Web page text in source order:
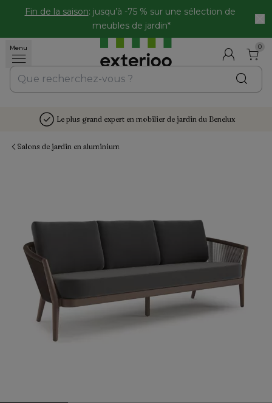
Fin de la saison: jusqu’à -75 % sur une sélection de
meubles de jardin*
Menu 0
Le plus grand expert en mobilier de jardin du Benelux
Salons de jardin en aluminium